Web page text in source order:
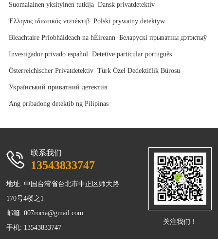
Suomalainen yksityinen tutkija Dansk privatdetektiv
Έλληνας ιδιωτικός ντετέκτιβ Polski prywatny detektyw
Bleachtaire Príobháideach na hÉireann Беларускі прыватны дэтэктыў
Investigador privado español Detetive particular português
Österreichischer Privatdetektiv Türk Özel Dedektiflik Bürosu
Український приватний детектив
Ang pribadong detektib ng Pilipinas
联系我们
13543833747
地址: 中国台湾省台北市中正区师大路
170号4楼之1
邮箱:007rocia@gmail.com
手机: 13543833747
关注我们！